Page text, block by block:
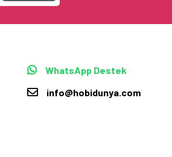
WhatsApp Destek
info@hobidunya.com